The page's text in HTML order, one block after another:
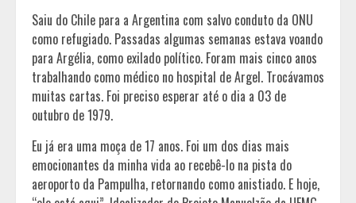
Saiu do Chile para a Argentina com salvo conduto da ONU
como refugiado. Passadas algumas semanas estava voando
para Argélia, como exilado político. Foram mais cinco anos
trabalhando como médico no hospital de Argel. Trocávamos
muitas cartas. Foi preciso esperar até o dia a 03 de
outubro de 1979.
Eu já era uma moça de 17 anos. Foi um dos dias mais
emocionantes da minha vida ao recebê-lo na pista do
aeroporto da Pampulha, retornando como anistiado. E hoje,